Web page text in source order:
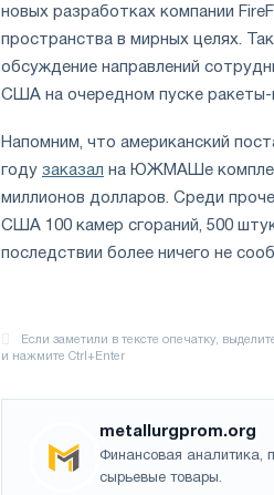
новых разработках компании
пространства в мирных целях.
обсуждение направлений
США на очередном пуске ракеты-
Напомним, что американский
году заказал на ЮЖМАШе
миллионов долларов. Среди
США 100 камер сгораний, 500
последствии более ничего не
metallurgprom.org
Финансовая аналитика,
сырьевые товары.